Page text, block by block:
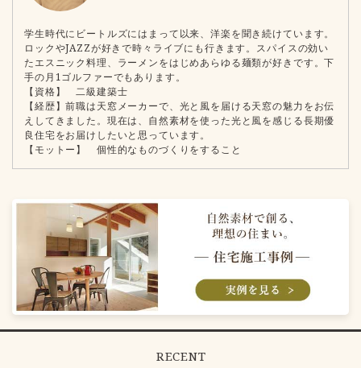
学生時代にビートルズにはまって以来、洋楽を聞き続けています。
ロックやJAZZが好きで時々ライブにも行きます。スパイスの効い
たエスニック料理、ラーメンをはじめあらゆる麺類が好きです。下
手の月1ゴルファーでもあります。
【資格】 二級建築士
【経歴】前職は天窓メーカーで、光と風を届ける天窓の魅力をお伝
えしてきました。現在は、自然素材を使った光と風を感じる長期優
良住宅をお届けしたいと思っています。
【モットー】 個性的なものづくりをすること
RECENT